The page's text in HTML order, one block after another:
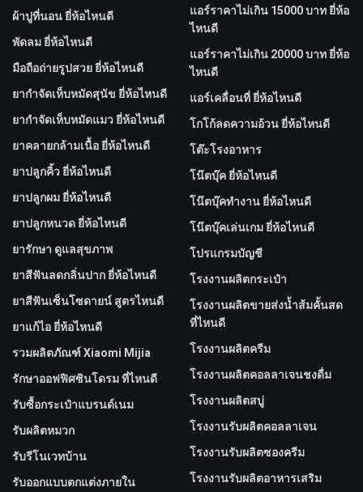
ผ้าปูที่นอน ยี่ห้อไหนดี
พัดลม ยี่ห้อไหนดี
มือถือถ่ายรูปสวย ยี่ห้อไหนดี
ยากำจัดเห็บหมัดสุนัข ยี่ห้อไหนดี
ยากำจัดเห็บหมัดแมว ยี่ห้อไหนดี
ยาคลายกล้ามเนื้อ ยี่ห้อไหนดี
ยาปลูกคิ้ว ยี่ห้อไหนดี
ยาปลูกผม ยี่ห้อไหนดี
ยาปลูกหนวด ยี่ห้อไหนดี
ยารักษา ดูแลสุขภาพ
ยาสีฟันลดกลิ่นปาก ยี่ห้อไหนดี
ยาสีฟันเซ็นโซดายน์ สูตรไหนดี
ยาแก้ไอ ยี่ห้อไหนดี
รวมผลิตภัณฑ์ Xiaomi Mijia
รักษาออฟฟิศซินโดรม ที่ไหนดี
รับซื้อกระเป๋าแบรนด์เนม
รับผลิตหมวก
รับรีโนเวทบ้าน
รับออกแบบตกแต่งภายใน
แอร์ราคาไม่เกิน 15000 บาท ยี่ห้อ
ไหนดี
แอร์ราคาไม่เกิน 20000 บาท ยี่ห้อ
ไหนดี
แอร์เคลื่อนที่ ยี่ห้อไหนดี
โกโก้ลดความอ้วน ยี่ห้อไหนดี
โต๊ะโรงอาหาร
โน๊ตบุ๊ค ยี่ห้อไหนดี
โน๊ตบุ๊คทำงาน ยี่ห้อไหนดี
โน๊ตบุ๊คเล่นเกม ยี่ห้อไหนดี
โปรแกรมบัญชี
โรงงานผลิตกระเป๋า
โรงงานผลิตขายส่งน้ำส้มคั้นสด
ที่ไหนดี
โรงงานผลิตครีม
โรงงานผลิตคอลลาเจนชงดื่ม
โรงงานผลิตสบู่
โรงงานรับผลิตคอลลาเจน
โรงงานรับผลิตซองครีม
โรงงานรับผลิตอาหารเสริม